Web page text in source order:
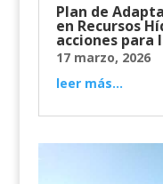
Plan de
en Recursos
acciones para
17 marzo, 2026
leer más...